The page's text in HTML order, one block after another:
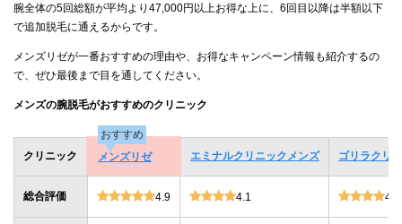
腕全体の5回総額が平均より47,000円以上お得な上に、6回目以降は半額以下
で追加脱毛に通えるからです。
メンズリゼが一番おすすめの理由や、お得なキャンペーン情報も紹介するの
で、ぜひ最後まで目を通してください。
メンズの腕脱毛がおすすめのクリニック
クリニック
おすすめ
メンズリゼ
エミナルクリニックメンズ ゴリラクリ
総合評価 4.9 4.1